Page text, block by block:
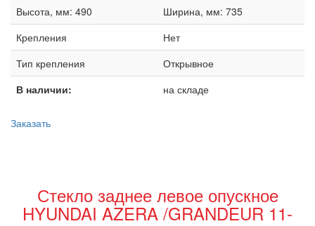
Высота, мм: 490
Ширина, мм: 735
Крепления
Нет
Тип крепления
Открывное
В наличии:
на складе
Заказать
Стекло заднее левое опускное
HYUNDAI AZERA /GRANDEUR 11-